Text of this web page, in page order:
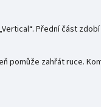
Přední část
pomůže zahřát ruce.